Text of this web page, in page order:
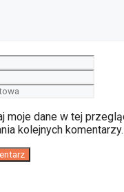
mail
moje dane w tej
kolejnych komentarzy.